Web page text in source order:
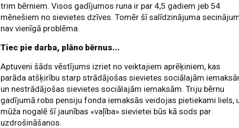
trim bērniem. Visos gadījumos runa ir par 4,5 gadiem jeb 54
mēnešiem no sievietes dzīves. Tomēr šī salīdzinājuma
nav vienīgā problēma.
Tiec pie darba, plāno bērnus...
Aptuveni šāds vēstījums izriet no veiktajiem aprēķiniem, kas
parāda atšķirību starp strādājošas sievietes sociālajām
un nestrādājošas sievietes sociālajām iemaksām. Triju bērnu
gadījumā robs pensiju fonda iemaksās veidojas pietiekami liels,
mūža nogalē šī jaunības «vaļība» sievietei būs kā sods par
uzdrošināšanos.